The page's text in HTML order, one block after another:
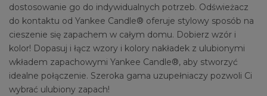
dostosowanie go do indywidualnych potrzeb. Odświeżacz
do kontaktu od Yankee Candle® oferuje stylowy sposób na
cieszenie się zapachem w całym domu. Dobierz wzór i
kolor! Dopasuj i łącz wzory i kolory nakładek z ulubionymi
wkładem zapachowymi Yankee Candle®, aby stworzyć
idealne połączenie. Szeroka gama uzupełniaczy pozwoli Ci
wybrać ulubiony zapach!